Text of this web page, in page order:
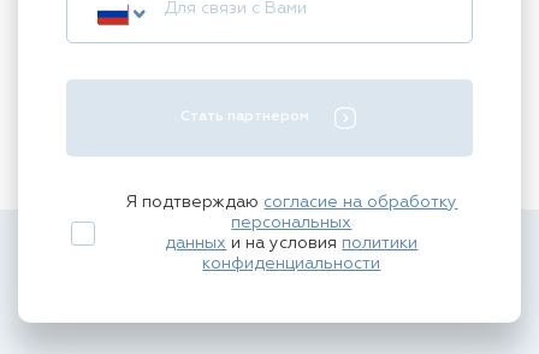
Стать партнером
Я подтверждаю согласие на обработку
персональных
данных и на условия политики
конфиденциальности